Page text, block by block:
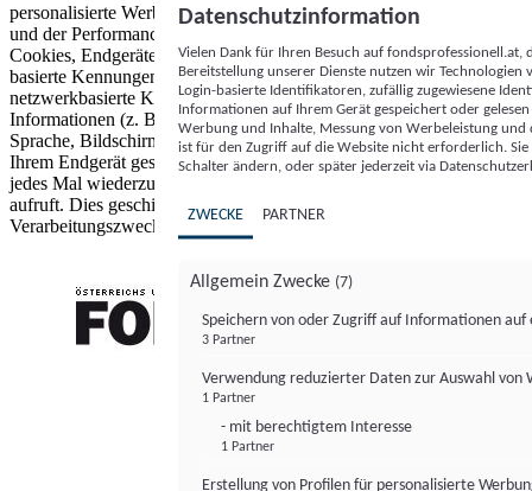
personalisierte Werbung und Inhalte, Messung von Werbeleistung
und der Performance von Inhalten sowie Zielgruppenforschung.
Cookies, Endgeräte- oder ähnliche Online-Kennungen (z. B. login-
basierte Kennungen, zufällig generierte Kennungen,
netzwerkbasierte Kennungen) können zusammen mit anderen
Informationen (z. B. Browsertyp und Browserinformationen,
Sprache, Bildschirmgröße, unterstützte Technologien usw.) auf
Ihrem Endgerät gespeichert oder von dort ausgelesen werden, um es
jedes Mal wiederzuerkennen, wenn es eine App oder einer Webseite
aufruft. Dies geschieht für einen oder mehrere der hier aufgeführten
Verarbeitungszwecke.
Datenschutzinformation
Vielen Dank für Ihren Besuch auf
Bereitstellung unserer Dienste nutzen wir Technologien
Login-basierte Identifikatoren, zufällig zugewiesene
Informationen auf Ihrem Gerät gespeichert oder
Werbung und Inhalte, Messung von Werbeleistung
ist für den Zugriff auf die Website nicht erforderlich.
Schalter ändern, oder später jederzeit via
ZWECKE PARTNER
Allgemein Zwecke (7)
Speichern von oder Zugriff auf Informationen auf
3 Partner
Verwendung reduzierter Daten zur Auswahl von
1 Partner
- mit berechtigtem Interesse
1 Partner
Erstellung von Profilen für personalisierte
FONDS professionell